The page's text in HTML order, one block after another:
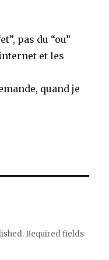
pas du “ou”
et les
quand je
Required fields